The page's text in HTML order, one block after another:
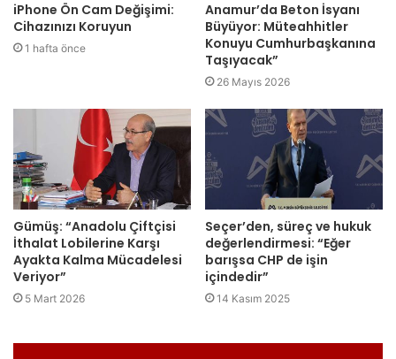
iPhone Ön Cam Değişimi:
Cihazınızı Koruyun
1 hafta önce
Anamur’da Beton İsyanı
Büyüyor: Müteahhitler
Konuyu Cumhurbaşkanına
Taşıyacak”
26 Mayıs 2026
Gümüş: “Anadolu Çiftçisi
İthalat Lobilerine Karşı
Ayakta Kalma Mücadelesi
Veriyor”
5 Mart 2026
Seçer’den, süreç ve hukuk
değerlendirmesi: “Eğer
barışsa CHP de işin
içindedir”
14 Kasım 2025